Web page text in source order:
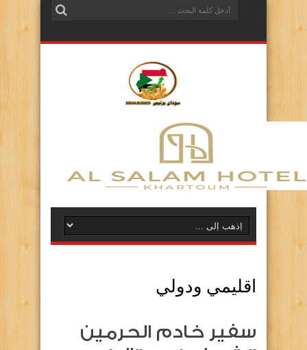
اقليمي ودولي
سفير خادم الحرمين